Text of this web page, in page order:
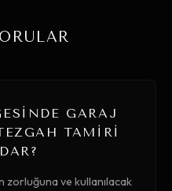
GARAJ
TAMIRI
zorluğuna ve kullanılacak